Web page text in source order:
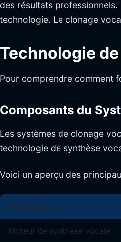
des résultats
technologie. Le clonage
Technologie de
Pour comprendre comment
Composants du
Les systèmes de clonage
technologie de synthèse
Voici un aperçu des
Composant
Moteur de synthèse vocale